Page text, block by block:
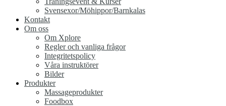
Svensexor/Möhippor/Barnkalas
Kontakt
Om oss
Om Xplore
Regler och vanliga frågor
Integritetspolicy
Våra instruktörer
Bilder
Produkter
Massageprodukter
Foodbox